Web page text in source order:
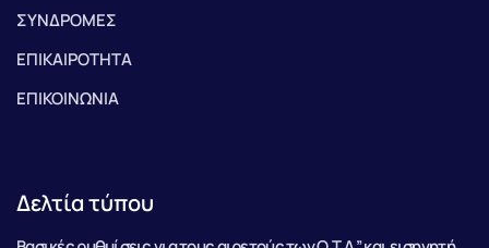
ΣΥΝΔΡΟΜΕΣ
ΕΠΙΚΑΙΡΟΤΗΤΑ
ΕΠΙΚΟΙΝΩΝΙΑ
Δελτία τύπου